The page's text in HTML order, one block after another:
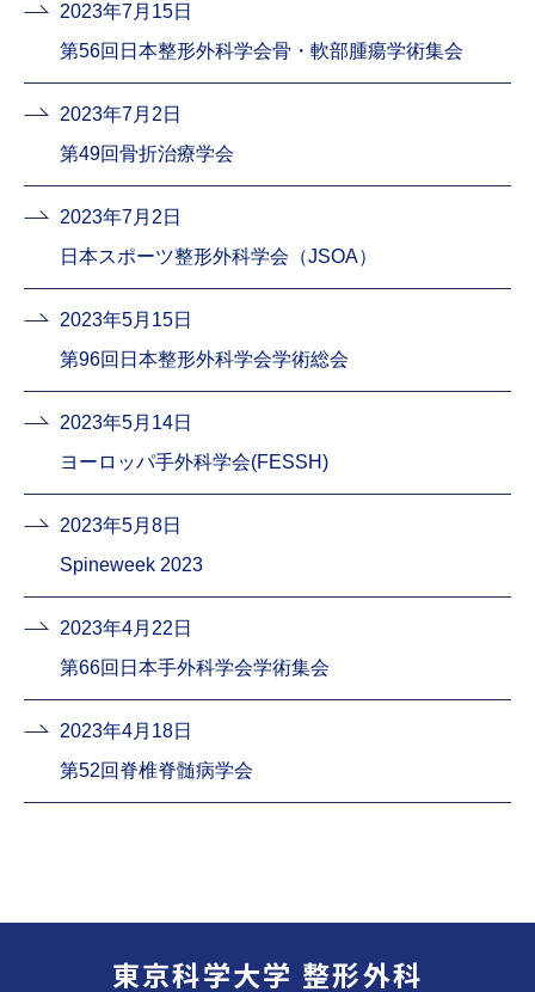
2023年7月15日
第56回日本整形外科学会骨・軟部腫瘍学術集会
2023年7月2日
第49回骨折治療学会
2023年7月2日
日本スポーツ整形外科学会（JSOA）
2023年5月15日
第96回日本整形外科学会学術総会
2023年5月14日
ヨーロッパ手外科学会(FESSH)
2023年5月8日
Spineweek 2023
2023年4月22日
第66回日本手外科学会学術集会
2023年4月18日
第52回脊椎脊髄病学会
東京科学大学 整形外科